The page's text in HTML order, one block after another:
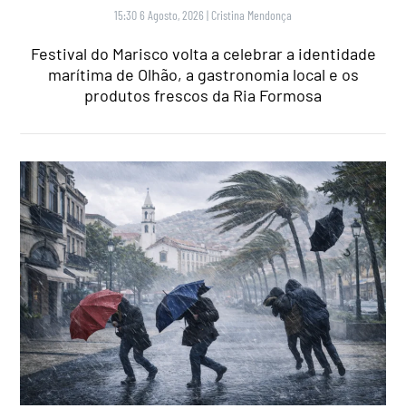
15:30 6 Agosto, 2026 | Cristina Mendonça
Festival do Marisco volta a celebrar a identidade
marítima de Olhão, a gastronomia local e os
produtos frescos da Ria Formosa